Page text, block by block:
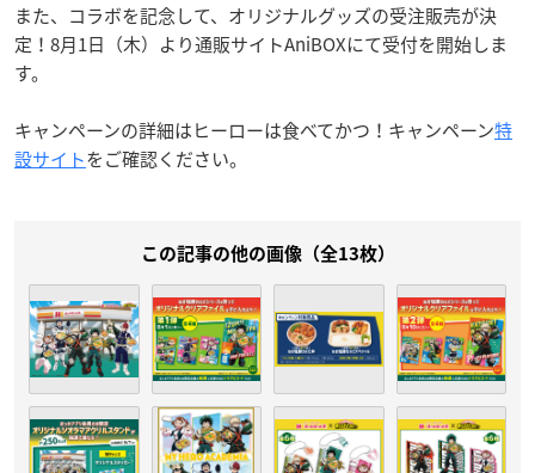
また、コラボを記念して、オリジナルグッズの受注販売が決
定！8月1日（木）より通販サイトAniBOXにて受付を開始しま
す。
キャンペーンの詳細はヒーローは食べてかつ！キャンペーン特
設サイトをご確認ください。
この記事の他の画像（全13枚）